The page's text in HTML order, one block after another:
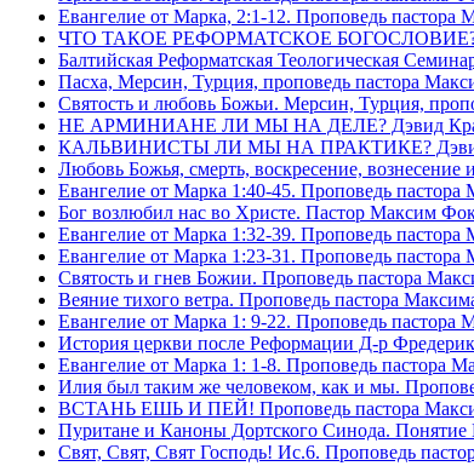
Евангелие от Марка, 2:1-12. Проповедь пастора
ЧТО ТАКОЕ РЕФОРМАТСКОЕ БОГОСЛОВИЕ?
Балтийская Реформатская Теологическая
Пасха, Мерсин, Турция, проповедь пастора
Святость и любовь Божьи. Мерсин, Турция,
НЕ АРМИНИАНЕ ЛИ МЫ НА ДЕЛЕ? Дэвид
КАЛЬВИНИСТЫ ЛИ МЫ НА ПРАКТИКЕ? Дэвид
Любовь Божья, смерть, воскресение,
Евангелие от Марка 1:40-45. Проповедь
Бог возлюбил нас во Христе. Пастор Максим
Евангелие от Марка 1:32-39. Проповедь
Евангелие от Марка 1:23-31. Проповедь
Святость и гнев Божии. Проповедь пастора
Веяние тихого ветра. Проповедь пастора
Евангелие от Марка 1: 9-22. Проповедь пастора
История церкви после Реформации Д-р
Евангелие от Марка 1: 1-8. Проповедь пастора
Илия был таким же человеком, как и мы.
ВСТАНЬ ЕШЬ И ПЕЙ! Проповедь пастора
Пуритане и Каноны Дортского Синода. Понятие
Свят, Свят, Свят Господь! Ис.6. Проповедь